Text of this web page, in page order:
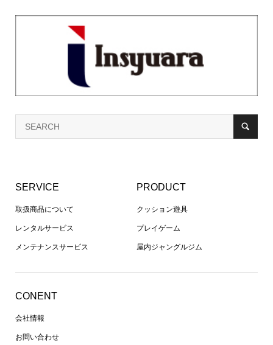
SERVICE
取扱商品について
レンタルサービス
メンテナンスサービス
PRODUCT
クッション遊具
プレイゲーム
屋内ジャングルジム
CONENT
会社情報
お問い合わせ